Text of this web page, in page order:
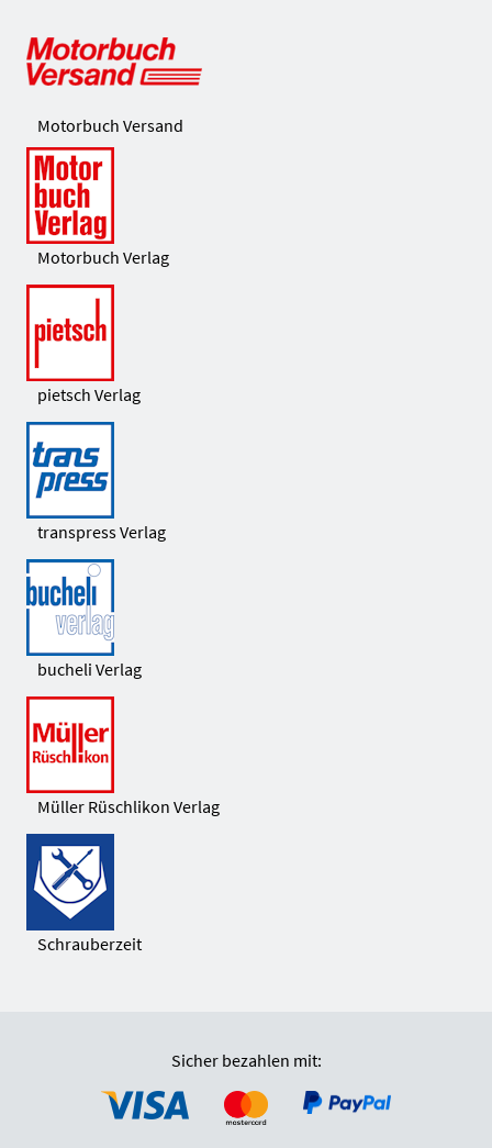
Motorbuch Versand
Motorbuch Verlag
pietsch Verlag
transpress Verlag
bucheli Verlag
Müller Rüschlikon Verlag
Schrauberzeit
Sicher bezahlen mit: